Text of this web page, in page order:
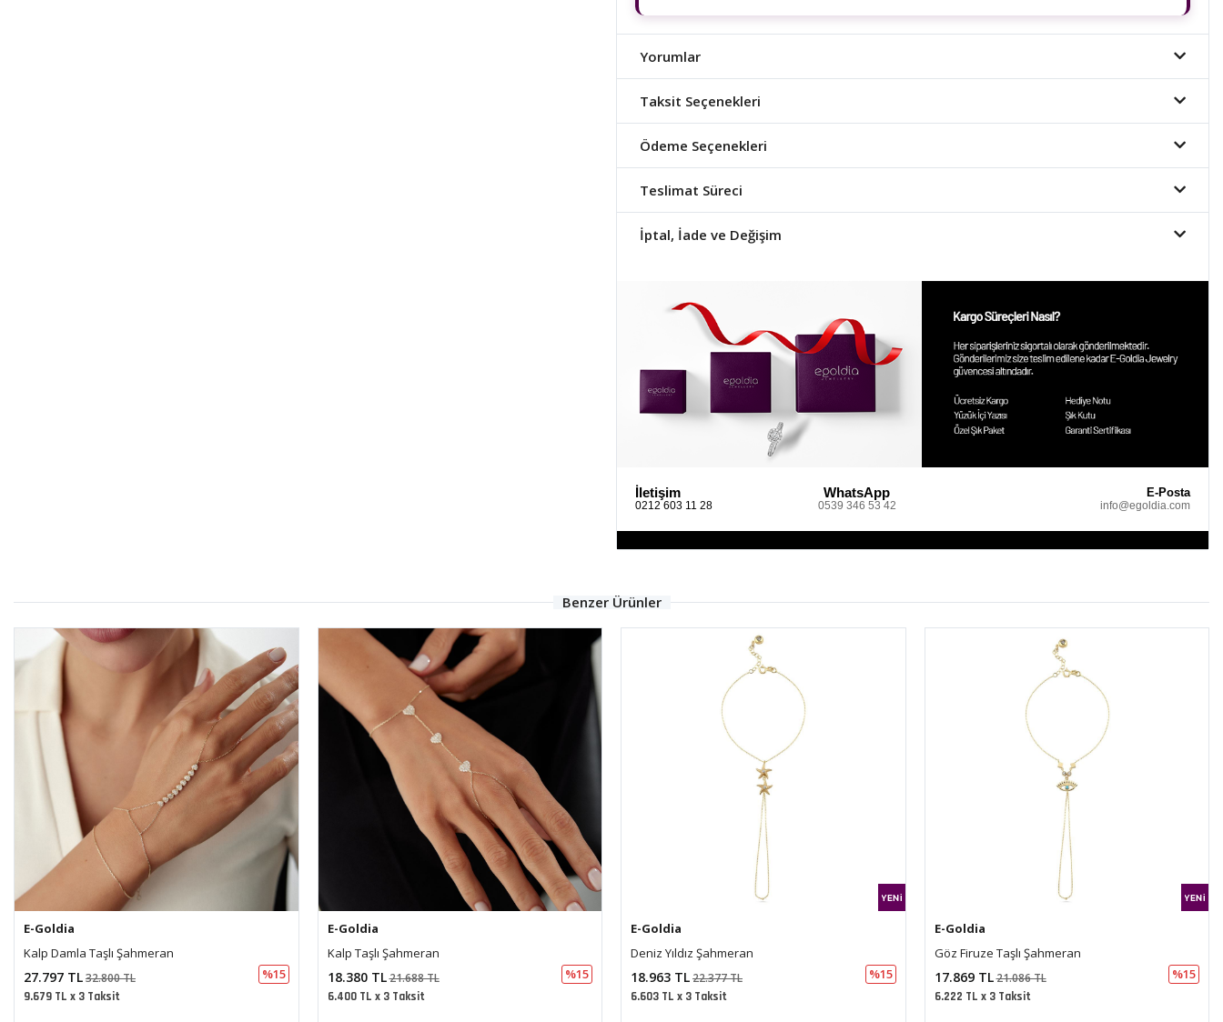
Yorumlar
Taksit Seçenekleri
Ödeme Seçenekleri
Teslimat Süreci
İptal, İade ve Değişim
İletişim
0212 603 11 28
WhatsApp
0539 346 53 42
E-Posta
info@egoldia.com
Benzer Ürünler
E-Goldia
Kalp Taşlı Şahmeran
18.380 TL 21.688 TL %15
6.400 TL x 3 Taksit
E-Goldia
Deniz Yıldız Şahmeran
18.963 TL22.377 TL %15
6.603 TL x 3 Taksit
E-Goldia
Göz Firuze Taşlı Şahmeran
17.869 TL 21.086 TL %15
6.222 TL x 3 Taksit
E-Goldia
Nazar Kalemli Plaka Tasarım Şahmeran
23.329 TL27.529 TL %15
8.123 TL x 3 Taksit